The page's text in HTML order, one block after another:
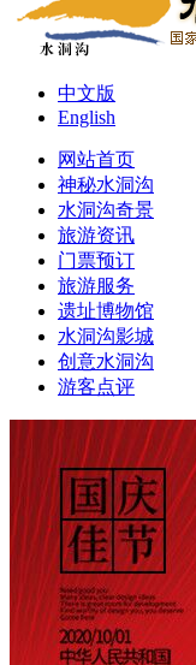
中文版
English
网站首页
神秘水洞沟
水洞沟奇景
旅游资讯
门票预订
旅游服务
遗址博物馆
水洞沟影城
创意水洞沟
游客点评